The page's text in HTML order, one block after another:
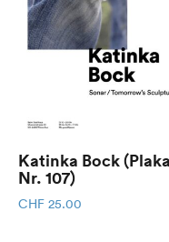
Katinka Bock (Plakat
Nr. 107)
CHF 25.00